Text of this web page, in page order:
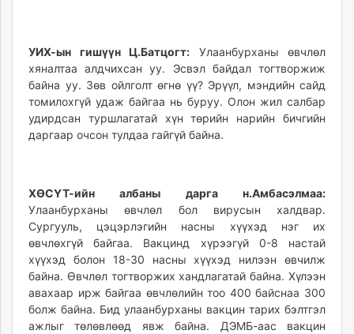
УИХ-ын гишүүн Ц.Батцогт: Улаанбурханы өвчлөл
хяналтаа алдчихсан уу. Эсвэл байдал тогтворжиж
байна уу. Зөв ойлголт өгнө үү? Эрүүл, мэндийн сайд
томилохгүй удаж байгаа нь буруу. Олон жил салбар
удирдсан туршлагатай хүн төрийн нарийн бичгийн
даргаар очсон тулдаа гайгүй байна.
ХӨСҮТ-ийн албаны дарга н.Амбасэлмаа:
Улаанбурханы өвчлөл бол вирусын халдвар.
Сургууль, цэцэрлэгийн насны хүүхэд нэг их
өвчлөхгүй байгаа. Вакцинд хүрээгүй 0-8 настай
хүүхэд болон 18-30 насны хүүхэд нилээн өвчилж
байна. Өвчлөл тогтворжих хандлагатай байна. Хүлээн
авахаар ирж байгаа өвчлөлийн тоо 400 байснаа 300
болж байна. Бид улаанбурханы вакцин тарих бэлтгэл
ажлыг төлөвлөөд явж байна. ДЭМБ-аас вакцин